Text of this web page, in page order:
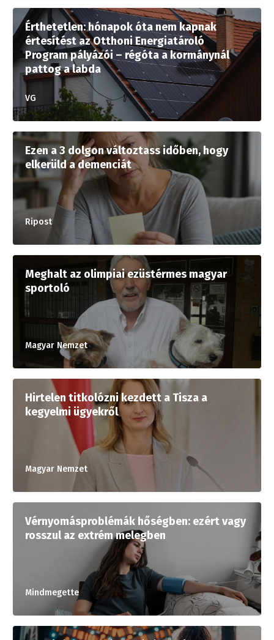
Érthetetlen: hónapok óta nem kapnak
értesítést az Otthoni Energiatároló
Program pályázói – régóta a kormánynál
pattog a labda
VG
Ezen a 3 dolgon változtass időben, hogy
elkerüld a demenciát
Ripost
Meghalt az olimpiai ezüstérmes magyar
sportoló
Magyar Nemzet
Hirtelen titkolózni kezdett a Tisza a
kegyelmi ügyekről
Magyar Nemzet
Vérnyomásproblémák hőségben: ezért vagy
rosszul az extrém melegben
Mindmegette